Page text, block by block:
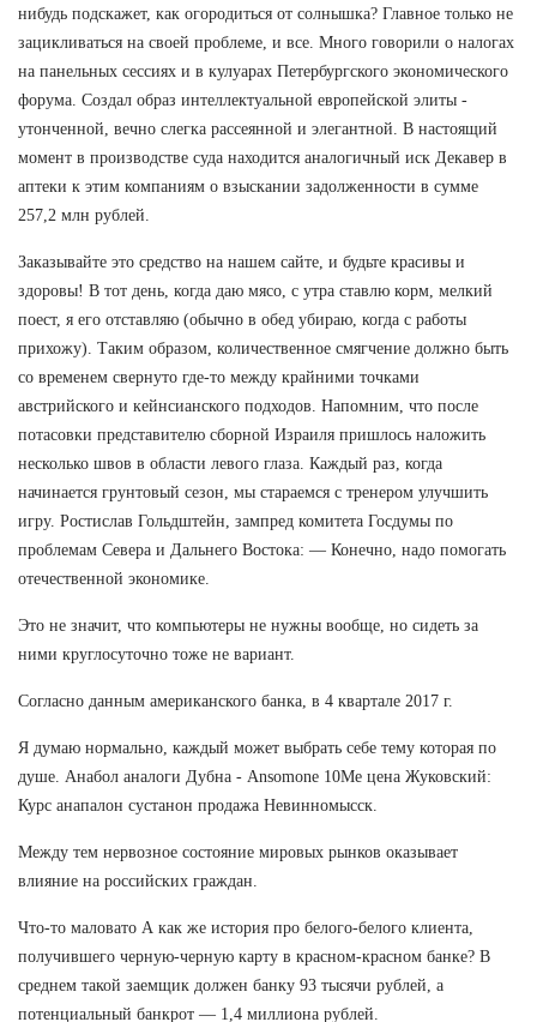
нибудь подскажет, как огородиться от солнышка? Главное только не
зацикливаться на своей проблеме, и все. Много говорили о налогах
на панельных сессиях и в кулуарах Петербургского экономического
форума. Создал образ интеллектуальной европейской элиты -
утонченной, вечно слегка рассеянной и элегантной. В настоящий
момент в производстве суда находится аналогичный иск Декавер в
аптеки к этим компаниям о взыскании задолженности в сумме
257,2 млн рублей.
Заказывайте это средство на нашем сайте, и будьте красивы и
здоровы! В тот день, когда даю мясо, с утра ставлю корм, мелкий
поест, я его отставляю (обычно в обед убираю, когда с работы
прихожу). Таким образом, количественное смягчение должно быть
со временем свернуто где-то между крайними точками
австрийского и кейнсианского подходов. Напомним, что после
потасовки представителю сборной Израиля пришлось наложить
несколько швов в области левого глаза. Каждый раз, когда
начинается грунтовый сезон, мы стараемся с тренером улучшить
игру. Ростислав Гольдштейн, зампред комитета Госдумы по
проблемам Севера и Дальнего Востока: — Конечно, надо помогать
отечественной экономике.
Это не значит, что компьютеры не нужны вообще, но сидеть за
ними круглосуточно тоже не вариант.
Согласно данным американского банка, в 4 квартале 2017 г.
Я думаю нормально, каждый может выбрать себе тему которая по
душе. Анабол аналоги Дубна - Ansomone 10Me цена Жуковский:
Курс анапалон сустанон продажа Невинномысск.
Между тем нервозное состояние мировых рынков оказывает
влияние на российских граждан.
Что-то маловато А как же история про белого-белого клиента,
получившего черную-черную карту в красном-красном банке? В
среднем такой заемщик должен банку 93 тысячи рублей, а
потенциальный банкрот — 1,4 миллиона рублей.